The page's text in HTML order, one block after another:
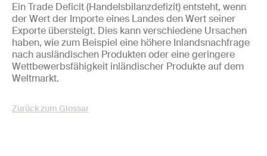
Ein Trade Deficit (Handelsbilanzdefizit) entsteht, wenn
der Wert der Importe eines Landes den Wert seiner
Exporte übersteigt. Dies kann verschiedene Ursachen
haben, wie zum Beispiel eine höhere Inlandsnachfrage
nach ausländischen Produkten oder eine geringere
Wettbewerbsfähigkeit inländischer Produkte auf dem
Weltmarkt.
Zurück zum Glossar